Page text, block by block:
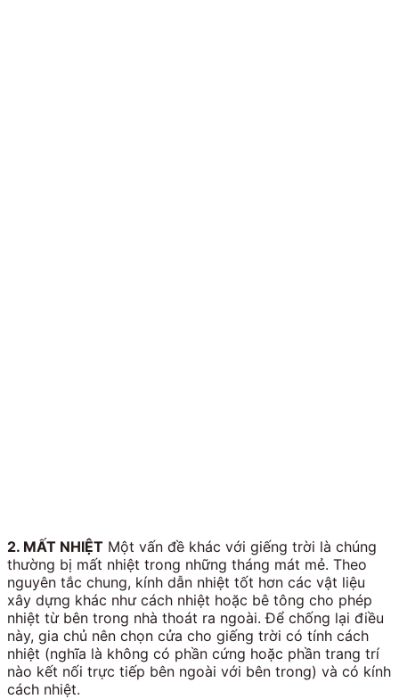
2. MẤT NHIỆT Một vấn đề khác với giếng trời là chúng
thường bị mất nhiệt trong những tháng mát mẻ. Theo
nguyên tắc chung, kính dẫn nhiệt tốt hơn các vật liệu
xây dựng khác như cách nhiệt hoặc bê tông cho phép
nhiệt từ bên trong nhà thoát ra ngoài. Để chống lại điều
này, gia chủ nên chọn cửa cho giếng trời có tính cách
nhiệt (nghĩa là không có phần cứng hoặc phần trang trí
nào kết nối trực tiếp bên ngoài với bên trong) và có kính
cách nhiệt.